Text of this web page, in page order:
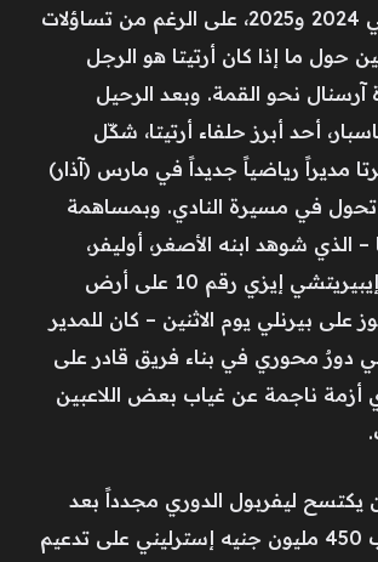
مجدداً في عامي 2024 و2025، على الرغم من تساؤلات
ما إذا كان أرتيتا هو الرجل
آرسنال نحو القمة. وبعد الرحيل
أحد أبرز حلفاء أرتيتا، شكّل
مديراً رياضياً جديداً في مارس (آذار)
في مسيرة النادي. وبمساهمة
– الذي شوهد ابنه الأصغر، أوليفر،
يرتدي قميص إيبيريتشي إيزي رقم 10 على أرض
على بيرنلي يوم الاثنين – كان للمدير
دورٌ محوري في بناء فريق قادر على
أزمة ناجمة عن غياب بعض اللاعبين
يكتسح ليفربول الدوري مجدداً بعد
إنفاقه ما يقارب 450 مليون جنيه إسترليني على تدعيم